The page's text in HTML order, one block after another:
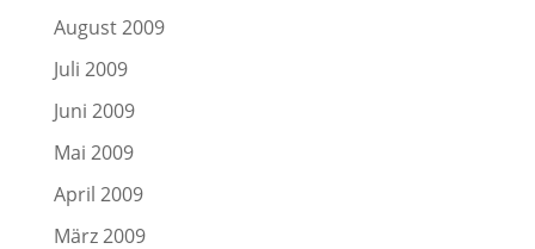
August 2009
Juli 2009
Juni 2009
Mai 2009
April 2009
März 2009